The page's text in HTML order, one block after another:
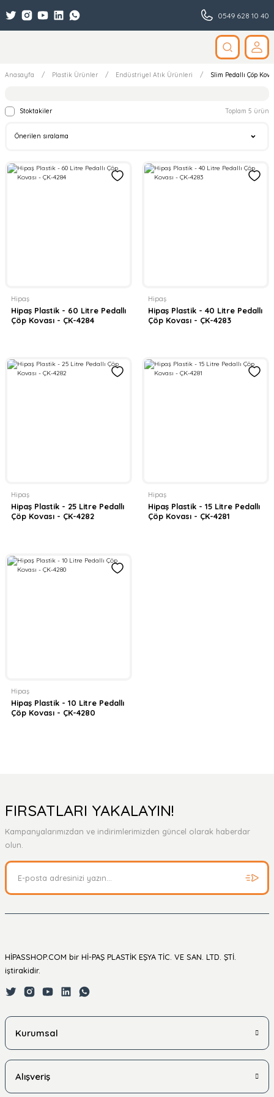
0549 628 10 40
Anasayfa Plastik Ürünler Endüstriyel Atık Ürünleri Slim Pedallı Çöp
Stoktakiler Toplam 5 ürün
Hipaş
Hipaş Plastik - 60 Litre Pedallı
Çöp Kovası - ÇK-4284
Hipaş
Hipaş Plastik - 40 Litre Pedallı
Çöp Kovası - ÇK-4283
Hipaş
Hipaş Plastik - 25 Litre Pedallı
Çöp Kovası - ÇK-4282
Hipaş
Hipaş Plastik - 15 Litre Pedallı
Çöp Kovası - ÇK-4281
Hipaş
Hipaş Plastik - 10 Litre Pedallı
Çöp Kovası - ÇK-4280
FIRSATLARI YAKALAYIN!
Kampanyalarımızdan ve indirimlerimizden güncel olarak haberdar
olun.
HİPASSHOP.COM bir Hİ-PAŞ PLASTİK EŞYA TİC. VE SAN. LTD. ŞTİ.
iştirakidir.
Kurumsal
Alışveriş